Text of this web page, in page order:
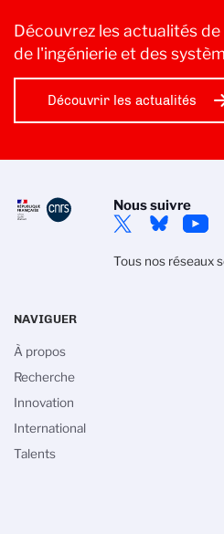
Découvrez les actualités
de l'ingénierie et des
Découvrir les actualités
Nous suivre
Tous nos réseaux
NAVIGUER
À propos
Recherche
Innovation
International
Talents